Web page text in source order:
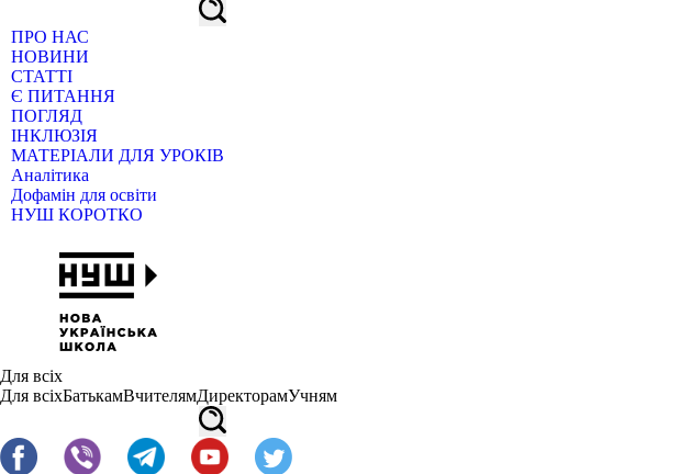
ПРО НАС
НОВИНИ
СТАТТІ
Є ПИТАННЯ
ПОГЛЯД
ІНКЛЮЗІЯ
МАТЕРІАЛИ ДЛЯ УРОКІВ
Аналітика
Дофамін для освіти
НУШ КОРОТКО
Для всіх
Для всіхБатькамВчителямДиректорамУчням